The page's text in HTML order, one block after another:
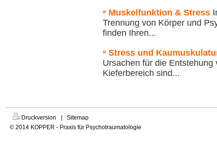
Muskelfunktion & Stress
Trennung von Körper und
finden Ihren...
Stress und
Ursachen für die Entstehung
Kieferbereich sind...
Druckversion
Sitemap
© 2014 KOPPER - Praxis für Psychotraumatologie